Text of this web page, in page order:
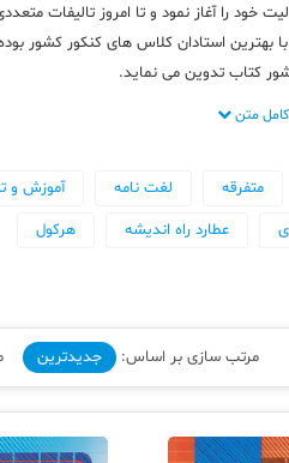
خود را آغاز نمود و تا امروز تالیفات
بهترین استادان کلاس های کنکور کشور
کتاب تدوین می نماید.
متن
متفرقه لغت نامه آموزش و
عطارد راه اندیشه هرکول
مرتب سازی بر اساس: جدیدترین